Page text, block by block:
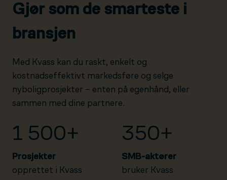
Gjør som de smarteste i
bransjen
Med Kvass kan du raskt, enkelt og
kostnadseffektivt markedsføre og selge
nyboligprosjekter – enten på egenhånd, eller
sammen med dine partnere.
1 500+
Prosjekter
opprettet i Kvass
350+
SMB-aktører
bruker Kvass